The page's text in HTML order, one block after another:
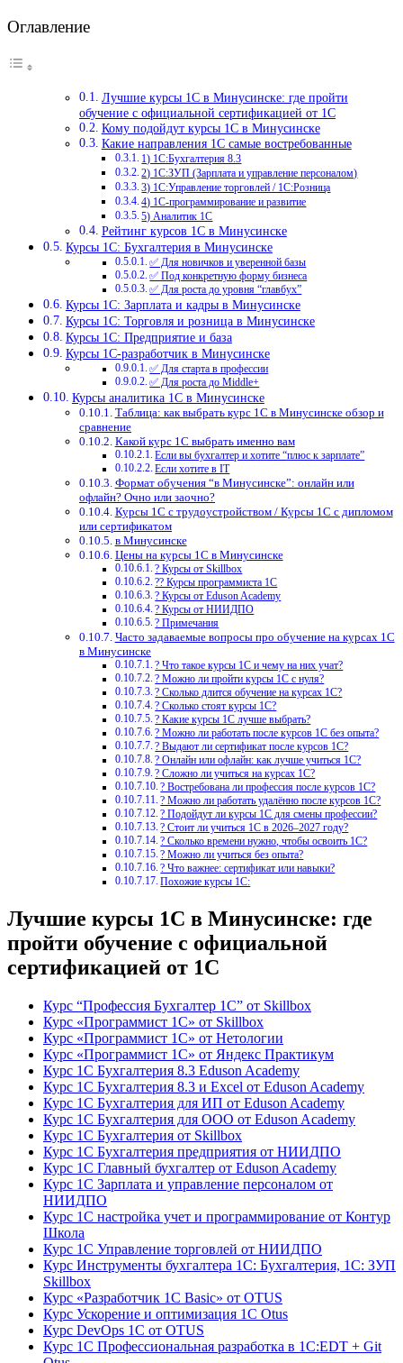
Оглавление
Лучшие курсы 1С в Минусинске: где пройти
обучение с официальной сертификацией от 1С
Кому подойдут курсы 1С в Минусинске
Какие направления 1С самые востребованные
1) 1С:Бухгалтерия 8.3
2) 1С:ЗУП (Зарплата и управление персоналом)
3) 1С:Управление торговлей / 1С:Розница
4) 1С-программирование и развитие
5) Аналитик 1С
Рейтинг курсов 1С в Минусинске
Курсы 1С: Бухгалтерия в Минусинске
✅ Для новичков и уверенной базы
✅ Под конкретную форму бизнеса
✅ Для роста до уровня “главбух”
Курсы 1С: Зарплата и кадры в Минусинске
Курсы 1С: Торговля и розница в Минусинске
Курсы 1С: Предприятие и база
Курсы 1С-разработчик в Минусинске
✅ Для старта в профессии
✅ Для роста до Middle+
Курсы аналитика 1С в Минусинске
Таблица: как выбрать курс 1С в Минусинске обзор и
сравнение
Какой курс 1С выбрать именно вам
Если вы бухгалтер и хотите “плюс к зарплате”
Если хотите в IT
Формат обучения “в Минусинске”: онлайн или
офлайн? Очно или заочно?
Курсы 1С с трудоустройством / Курсы 1С с дипломом
или сертификатом
в Минусинске
Цены на курсы 1С в Минусинске
? Курсы от Skillbox
?‍? Курсы программиста 1С
? Курсы от Eduson Academy
? Курсы от НИИДПО
? Примечания
Часто задаваемые вопросы про обучение на курсах 1С
в Минусинске
? Что такое курсы 1С и чему на них учат?
? Можно ли пройти курсы 1С с нуля?
? Сколько длится обучение на курсах 1С?
? Сколько стоят курсы 1С?
? Какие курсы 1С лучше выбрать?
? Можно ли работать после курсов 1С без опыта?
? Выдают ли сертификат после курсов 1С?
? Онлайн или офлайн: как лучше учиться 1С?
? Сложно ли учиться на курсах 1С?
? Востребована ли профессия после курсов 1С?
? Можно ли работать удалённо после курсов 1С?
? Подойдут ли курсы 1С для смены профессии?
? Стоит ли учиться 1С в 2026–2027 году?
? Сколько времени нужно, чтобы освоить 1С?
? Можно ли учиться без опыта?
? Что важнее: сертификат или навыки?
Похожие курсы 1С:
Лучшие курсы 1С в Минусинске: где
пройти обучение с официальной
сертификацией от 1С
Курс “Профессия Бухгалтер 1С” от Skillbox
Курс «Программист 1С» от Skillbox
Курс «Программист 1С» от Нетологии
Курс «Программист 1С» от Яндекс Практикум
Курс 1С Бухгалтерия 8.3 Eduson Academy
Курс 1С Бухгалтерия 8.3 и Excel от Eduson Academy
Курс 1С Бухгалтерия для ИП от Eduson Academy
Курс 1С Бухгалтерия для ООО от Eduson Academy
Курс 1С Бухгалтерия от Skillbox
Курс 1С Бухгалтерия предприятия от НИИДПО
Курс 1С Главный бухгалтер от Eduson Academy
Курс 1С Зарплата и управление персоналом от
НИИДПО
Курс 1С настройка учет и программирование от Контур
Школа
Курс 1С Управление торговлей от НИИДПО
Курс Инструменты бухгалтера 1С: Бухгалтерия, 1С: ЗУП
Skillbox
Курс «Разработчик 1С Basic» от OTUS
Курс Ускорение и оптимизация 1С Otus
Курс DevOps 1С от OTUS
Курс 1С Профессиональная разработка в 1С:EDT + Git